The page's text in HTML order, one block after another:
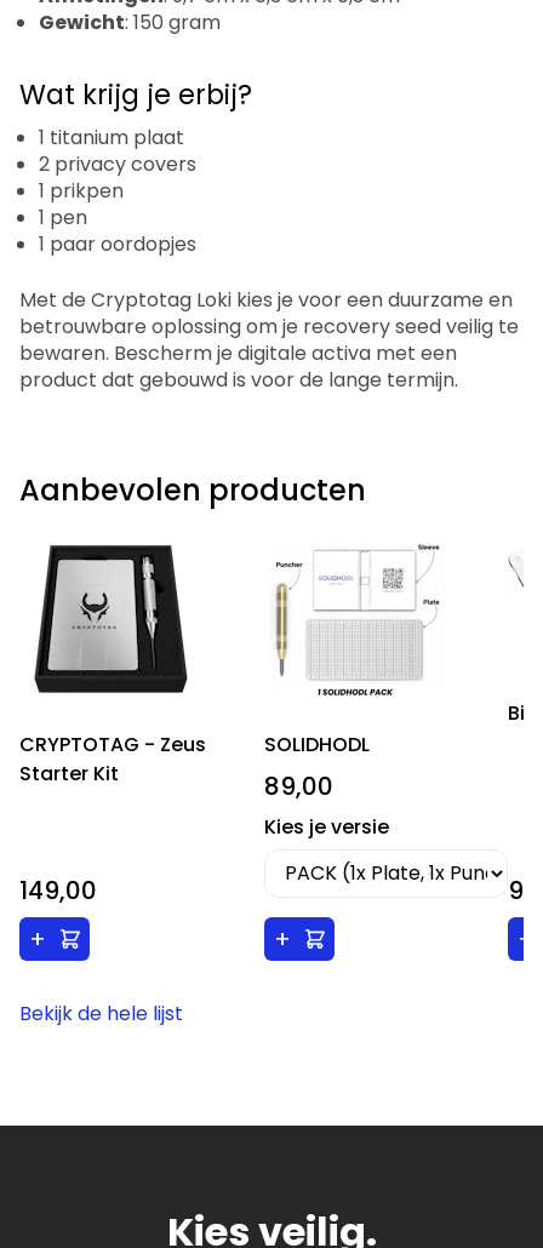
Gewicht: 150 gram
Wat krijg je erbij?
1 titanium plaat
2 privacy covers
1 prikpen
1 pen
1 paar oordopjes
Met de Cryptotag Loki kies je voor een duurzame en
betrouwbare oplossing om je recovery seed veilig te
bewaren. Bescherm je digitale activa met een
product dat gebouwd is voor de lange termijn.
Aanbevolen producten
CRYPTOTAG - Zeus
Starter Kit
149,00
+
SOLIDHODL
89,00
Kies je versie
+
+
Bekijk de hele lijst
Kies veilig.